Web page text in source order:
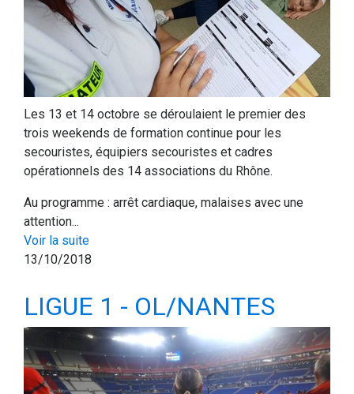
Les 13 et 14 octobre se déroulaient le premier des
trois weekends de formation continue pour les
secouristes, équipiers secouristes et cadres
opérationnels des 14 associations du Rhône.
Au programme : arrêt cardiaque, malaises avec une
attention...
Voir la suite
13/10/2018
LIGUE 1 - OL/NANTES